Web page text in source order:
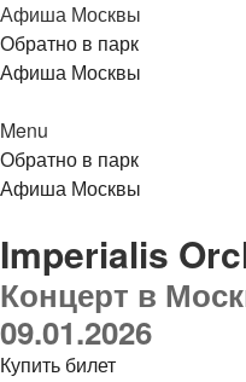
Афиша Москвы
Обратно в парк
Афиша Москвы
Menu
Обратно в парк
Афиша Москвы
Imperialis
Концерт в
09.01.2026
Купить билет